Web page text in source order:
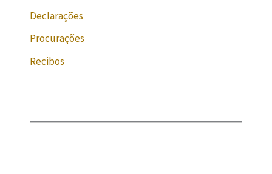
Declarações
Procurações
Recibos